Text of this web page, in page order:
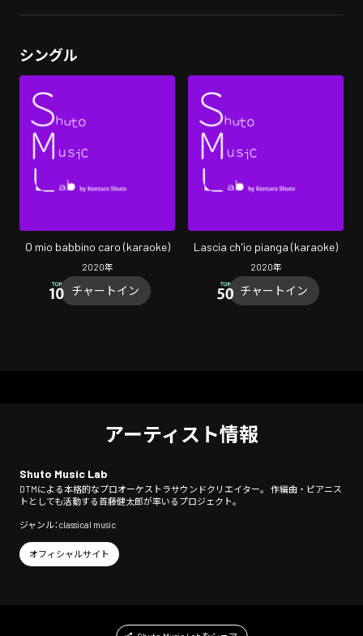
シングル
O mio babbino caro (karaoke)
2020年
チャートイン
Lascia ch'io pianga (karaoke)
2020年
チャートイン
アーティスト情報
Shuto Music Lab
DTMによる本格的なプロオーケストラサウンドクリエイター。 作編曲・ピアニス
トとしても活動する首藤健太郎が率いるプロジェクト。
ジャンル：classical music
オフィシャルサイト